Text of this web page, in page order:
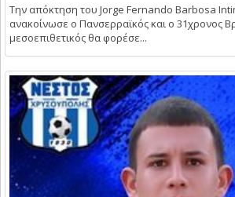
Την απόκτηση του Jorge Fernando Barbosa
ανακοίνωσε ο Πανσερραϊκός και ο 31χρονος
μεσοεπιθετικός θα φορέσε...